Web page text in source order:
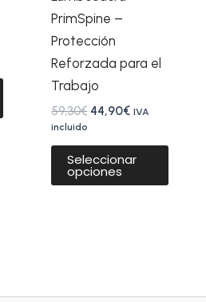
de
producto
PrimSpine –
Protección
Reforzada para el
Trabajo
59,30€ 44,90€ IVA
incluido
Seleccionar
opciones